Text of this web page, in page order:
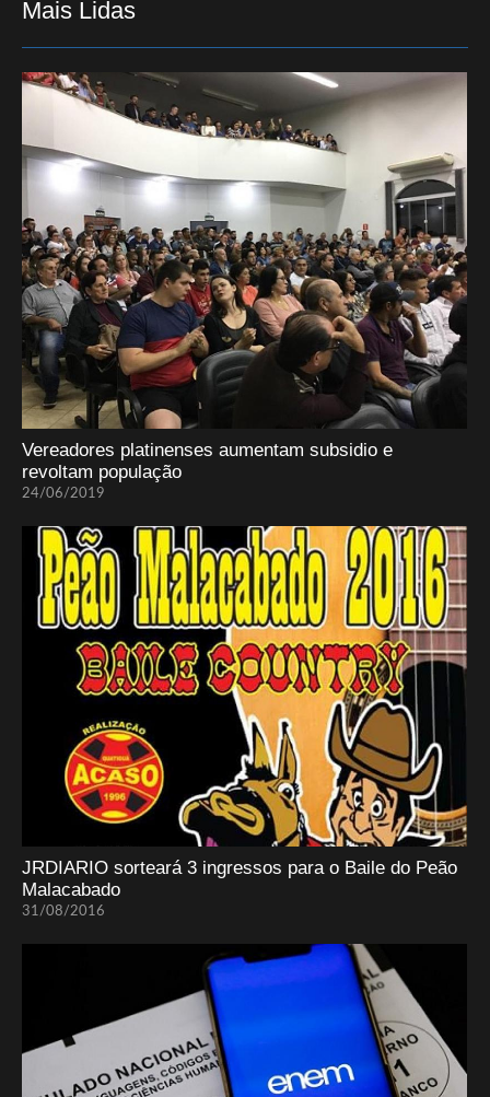
Mais Lidas
Vereadores platinenses aumentam subsidio e
revoltam população
24/06/2019
JRDIARIO sorteará 3 ingressos para o Baile do Peão
Malacabado
31/08/2016